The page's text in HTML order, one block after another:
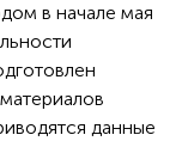
в начале мая
данные